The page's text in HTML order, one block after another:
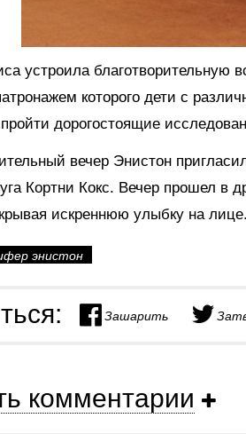
устроила благотворительную
которого дети с
дорогостоящие
вечер Энистон
Кортни Кокс. Вечер прошел в
искреннюю улыбку на лице.
энистон
Зашарить
комментарии